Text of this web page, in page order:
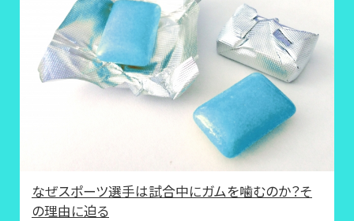
なぜスポーツ選手は試合中にガムを噛むのか？そ
の理由に迫る